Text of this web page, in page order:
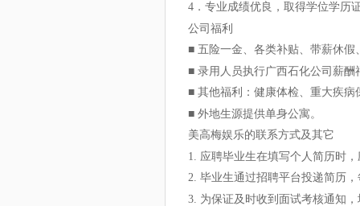
4．专业成绩优良，取得学位学历
公司福利
■ 五险一金、各类补贴、带薪休假
■ 录用人员执行广西石化公司薪
■ 其他福利：健康体检、重大疾
■ 外地生源提供单身公寓。
美高梅娱乐的联系方式及其它
1. 应聘毕业生在填写个人简历时
2. 毕业生通过招聘平台投递简历
3. 为保证及时收到面试考核通知